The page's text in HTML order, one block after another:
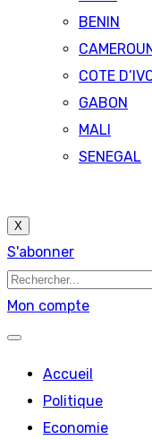
BENIN
COTE
GABON
MALI
SENEGAL
X
S'abonner
Mon compte
Accueil
Politique
Economie